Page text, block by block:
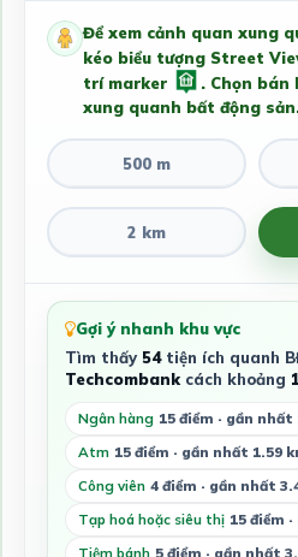
Để xem cảnh quan xung
kéo biểu tượng Street
trí marker
. Chọn bán
xung quanh bất động
500 m
2 km
Gợi ý nhanh khu vực
Tìm thấy 54tiện ích quanh
Techcombankcách khoảng
Ngân hàng 15 điểm · gần nhất
Atm 15 điểm · gần nhất 1.59
Công viên 4 điểm · gần nhất
Tạp hoá hoặc siêu thị 15 điểm
Tiệm bánh 5 điểm · gần nhất